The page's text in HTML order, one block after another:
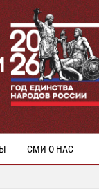
СМИ О НАС